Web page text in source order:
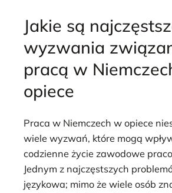
Jakie są
wyzwania
pracą w
opiece
Praca w Niemczech w opiece
wiele wyzwań, które mogą
codzienne życie zawodowe
Jednym z najczęstszych
językowa; mimo że wiele osób